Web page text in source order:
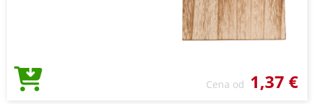
Cena od 1,37 €